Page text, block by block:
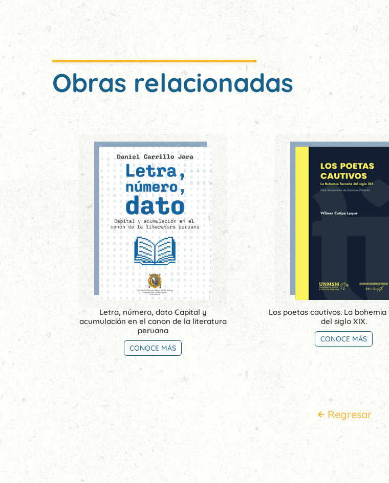
Obras relacionadas
Letra, número, dato Capital y
acumulación en el canon de la literatura
peruana
CONOCE MÁS
Los poetas cautivos. La
del siglo XIX.
CONOCE MÁS
Regresar